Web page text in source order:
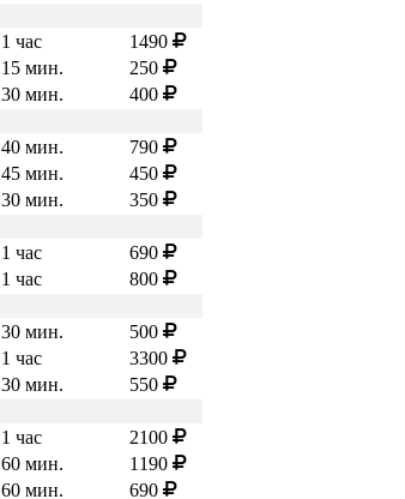
1 час
1490
15 мин.
250
30 мин.
400
40 мин.
790
45 мин.
450
30 мин.
350
1 час
690
1 час
800
30 мин.
500
1 час
3300
30 мин.
550
1 час
2100
60 мин.
1190
60 мин.
690